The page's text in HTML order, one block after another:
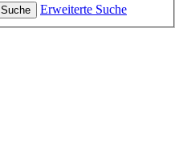
Suche
Erweiterte Suche